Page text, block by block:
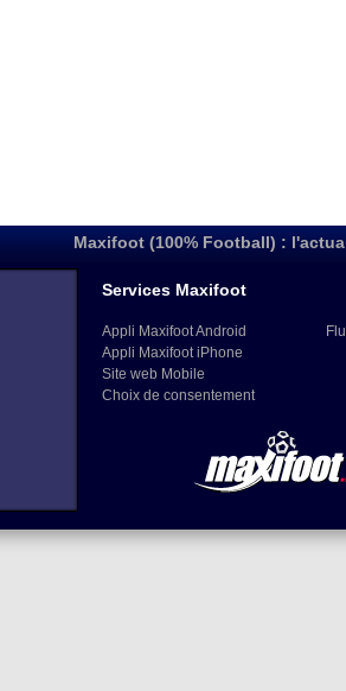
Maxifoot (100% Football) :
Services Maxifoot
Appli Maxifoot Android
Appli Maxifoot iPhone
Site web Mobile
Choix de consentement